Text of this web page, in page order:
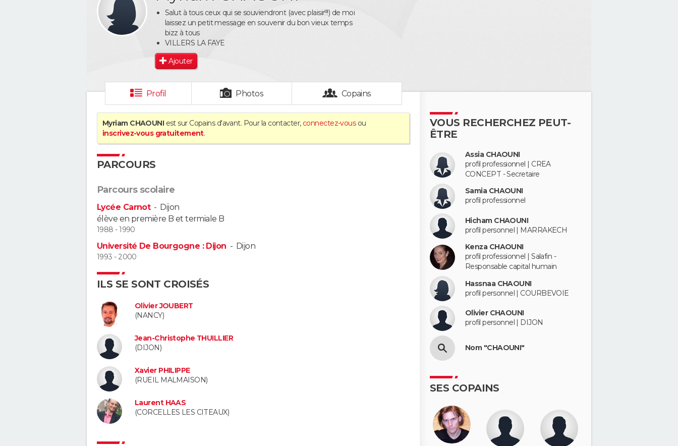
Salut à tous ceux qui se souviendront (avec plaisir!!!) de moi
laissez un petit message en souvenir du bon vieux temps
bizz à tous
VILLERS LA FAYE
Ajouter
Profil Photos Copains
Myriam CHAOUNI est sur Copains d'avant. Pour la contacter, connectez-vousou
inscrivez-vous gratuitement.
PARCOURS
Parcours scolaire
Lycée Carnot- Dijon
élève en première B et termiale B
1988 - 1990
Université De Bourgogne : Dijon - Dijon
1993 - 2000
ILS SE SONT CROISÉS
Olivier JOUBERT
(NANCY)
Jean-Christophe THUILLIER
(DIJON)
Xavier PHILIPPE
(RUEIL MALMAISON)
Laurent HAAS
(CORCELLES LES CITEAUX)
VOUS RECHERCHEZ PEUT-
ÊTRE
Assia CHAOUNI
profil professionnel | CREA
CONCEPT - Secretaire
Samia CHAOUNI
profil professionnel
Hicham CHAOUNI
profil personnel | MARRAKECH
Kenza CHAOUNI
profil professionnel | Salafin -
Responsable capital humain
Hassnaa CHAOUNI
profil personnel | COURBEVOIE
Olivier CHAOUNI
profil personnel | DIJON
Nom "CHAOUNI"
SES COPAINS